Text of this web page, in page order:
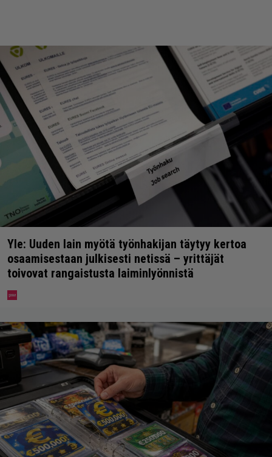
Yle: Uuden lain myötä työnhakijan täytyy kertoa
osaamisestaan julkisesti netissä – yrittäjät
toivovat rangaistusta laiminlyönnistä